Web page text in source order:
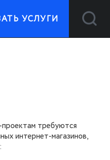
УСЛУГИ
требуются
интернет-магазинов,